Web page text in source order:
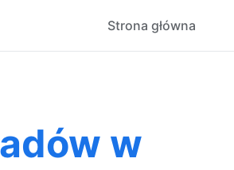
Strona główna
w